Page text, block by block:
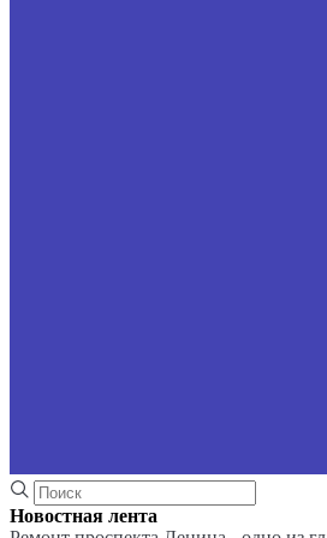
Новостная лента